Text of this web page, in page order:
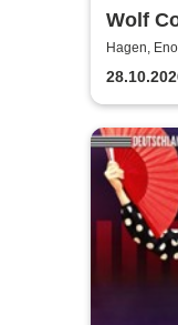
Wolf
Hagen,